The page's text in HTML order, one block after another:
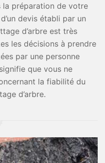
la préparation de votre
devis établi par un
d’arbre est très
les décisions à prendre
par une personne
que vous ne
la fiabilité du
d’arbre.